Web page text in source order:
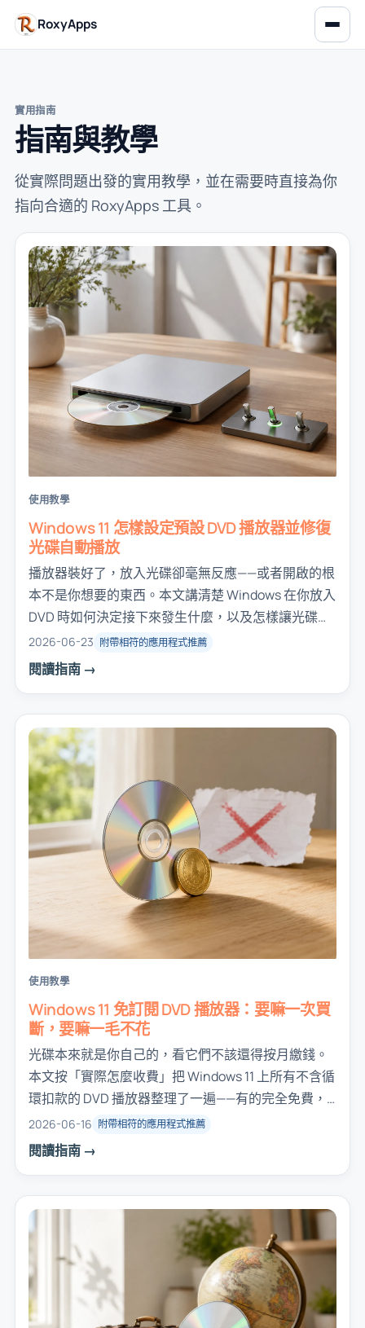
RoxyApps
實用指南
指南與教學
從實際問題出發的實用教學，並在需要時直接為你
指向合適的 RoxyApps 工具。
使用教學
Windows 11 怎樣設定預設 DVD 播放器並修復
光碟自動播放
播放器裝好了，放入光碟卻毫無反應——或者開啟的根
本不是你想要的東西。本文講清楚 Windows 在你放入
DVD 時如何決定接下來發生什麼，以及怎樣讓光碟每
次都在你的播放器裡開啟。
2026-06-23 附帶相符的應用程式推薦
閱讀指南 →
使用教學
Windows 11 免訂閱 DVD 播放器：要嘛一次買
斷，要嘛一毛不花
光碟本來就是你自己的，看它們不該還得按月繳錢。
本文按「實際怎麼收費」把 Windows 11 上所有不含循
環扣款的 DVD 播放器整理了一遍——有的完全免費，
有的一次買斷，永遠不會自動續訂。
2026-06-16 附帶相符的應用程式推薦
閱讀指南 →